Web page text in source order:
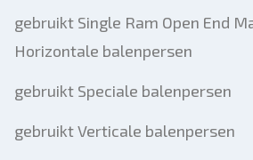
gebruikt Single Ram Open End
Horizontale balenpersen
gebruikt Speciale balenpersen
gebruikt Verticale balenpersen